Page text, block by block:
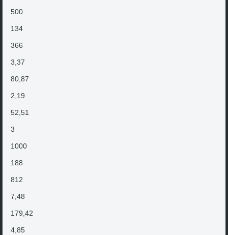
500
134
366
3,37
80,87
2,19
52,51
3
1000
188
812
7,48
179,42
4,85